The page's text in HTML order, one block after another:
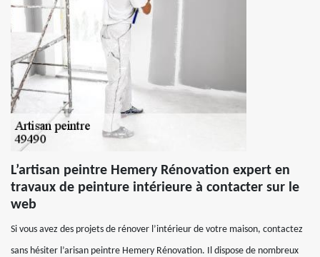
L’artisan peintre Hemery Rénovation expert en
travaux de peinture intérieure à contacter sur le
web
Si vous avez des projets de rénover l’intérieur de votre maison, contactez
sans hésiter l’arisan peintre Hemery Rénovation. Il dispose de nombreux